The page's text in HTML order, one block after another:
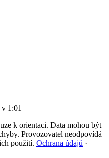
1:01
k orientaci. Data mohou být
Provozovatel neodpovídá
použití. Ochrana údajů ·